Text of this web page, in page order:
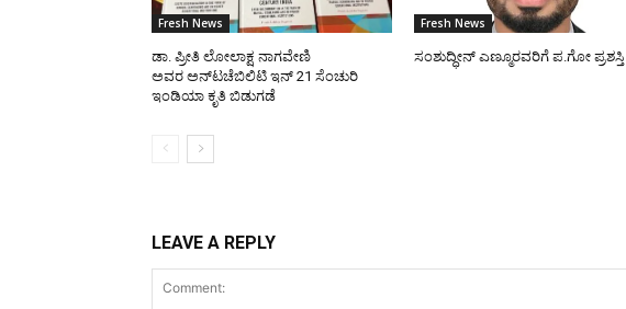
Fresh News
ಡಾ. ಪ್ರೀತಿ ಲೋಲಾಕ್ಷ ನಾಗವೇಣಿ
ಅವರ ಅನ್‌ಟಚೆಬಿಲಿಟಿ ಇನ್ 21 ಸೆಂಚುರಿ
ಇಂಡಿಯಾ ಕೃತಿ ಬಿಡುಗಡೆ
Fresh News
ಸಂಶುದ್ಧೀನ್ ಎಣ್ಮೂರವರಿಗೆ ಪ.ಗೋ ಪ್ರಶಸ್ತಿ
LEAVE A REPLY